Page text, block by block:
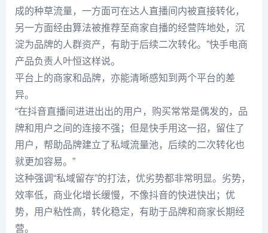
成的种草流量，一方面可在达人直播间内被直接转化，
另一方面经由算法被推荐至商家自播的经营阵地处，沉
淀为品牌的人群资产，有助于后续二次转化。”快手电商
产品负责人叶恒这样说。
平台上的商家和品牌，亦能清晰感知到两个平台的差
异。
“在抖音直播间进进出出的用户，购买常常是偶发的，品
牌和用户之间的连接不强；但是快手用这一招，留住了
用户，帮助品牌建立了私域流量池，后续的二次转化也
就更加容易。”
这种强调“私域留存”的打法，优劣势都非常明显。劣势，
效率低，商业化增长缓慢，不像抖音的快进快出；优
势，用户粘性高，转化稳定，有助于品牌和商家长期经
营。